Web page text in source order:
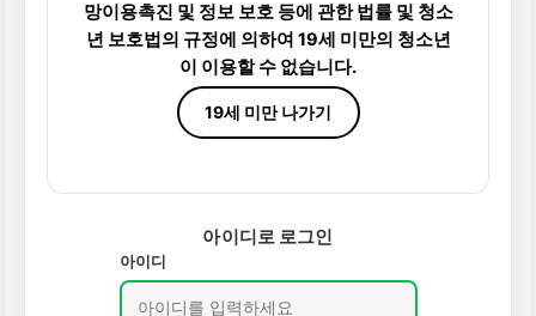
망이용촉진 및 정보 보호 등에 관한 법률 및 청소
년 보호법의 규정에 의하여 19세 미만의 청소년
이 이용할 수 없습니다.
19세 미만 나가기
아이디로 로그인
아이디